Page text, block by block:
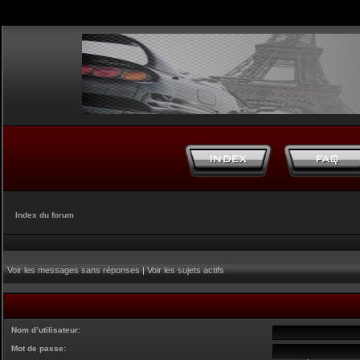
Index du forum
Voir les messages sans réponses|Voir les sujets actifs
Nom d’utilisateur:
Mot de passe: